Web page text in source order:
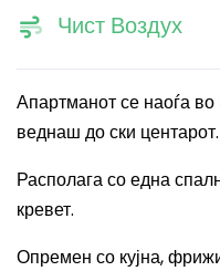
Чист Воздух
Апартманот се наоѓа во
веднаш до ски центарот.
Располага со една
кревет.
Опремен со кујна,